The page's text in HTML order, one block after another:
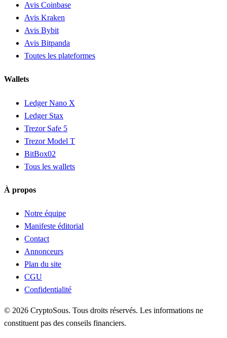
Avis Coinbase
Avis Kraken
Avis Bybit
Avis Bitpanda
Toutes les plateformes
Wallets
Ledger Nano X
Ledger Stax
Trezor Safe 5
Trezor Model T
BitBox02
Tous les wallets
À propos
Notre équipe
Manifeste éditorial
Contact
Annonceurs
Plan du site
CGU
Confidentialité
© 2026 CryptoSous. Tous droits réservés. Les informations ne
constituent pas des conseils financiers.